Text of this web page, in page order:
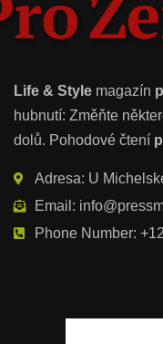
Life & Style magazín
hubnutí: Změňte
dolů. Pohodové čtení
Adresa: U
Email:
Phone Number: